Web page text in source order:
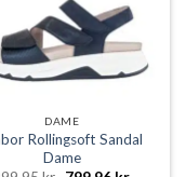
DAME
Rollingsoft Sandal
Dame